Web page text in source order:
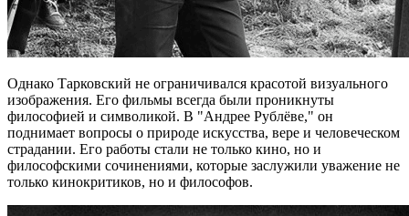
Однако Тарковский не ограничивался красотой визуального
изображения. Его фильмы всегда были проникнуты
философией и символикой. В "Андрее Рублёве," он
поднимает вопросы о природе искусства, вере и человеческом
страдании. Его работы стали не только кино, но и
философскими сочинениями, которые заслужили уважение не
только кинокритиков, но и философов.